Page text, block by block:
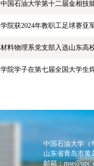
中国石油大学第十二届金相技
学院获2024年教职工足球赛亚
材料物理系党支部入选山东高
学院学子在第七届全国大学生
中国石油大学
山东省青岛市
邮箱：